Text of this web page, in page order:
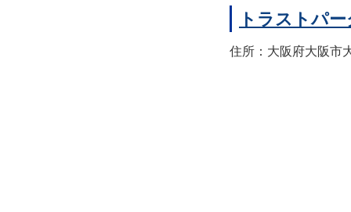
トラストパ
住所：大阪府大阪市